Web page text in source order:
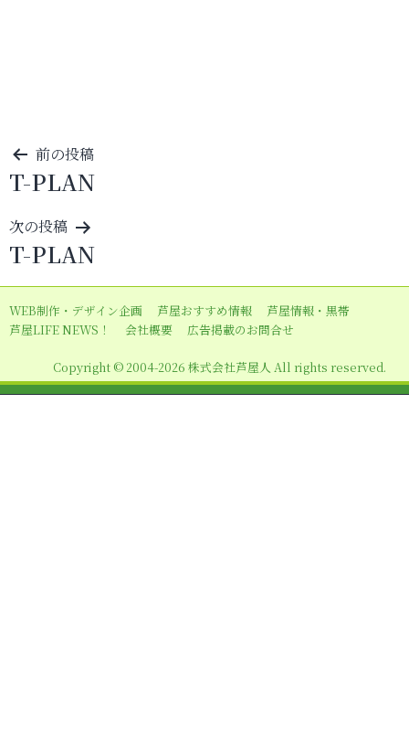
投
稿
ナ
ビ
ゲ
ー
シ
ン
前の投稿
T-PLAN
次の投稿
T-PLAN
WEB制作・デザイン企画 芦屋おすすめ情報
芦屋情報・黒帯
芦屋LIFE NEWS！
会社概要 広告掲載のお問合せ
Copyright © 2004-2026 株式会社芦屋人 All rights reserved.